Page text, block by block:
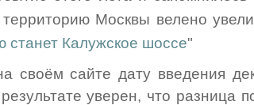
Москвы велено
станет Калужское шоссе"
своём сайте дату введения
уверен, что разница